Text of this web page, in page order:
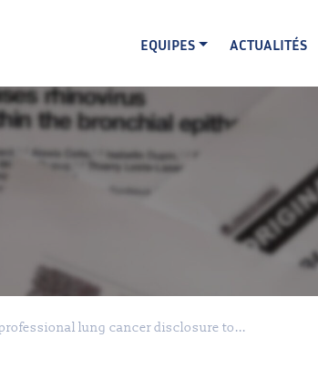
EQUIPES
ACTUALITÉS
lung cancer disclosure to...